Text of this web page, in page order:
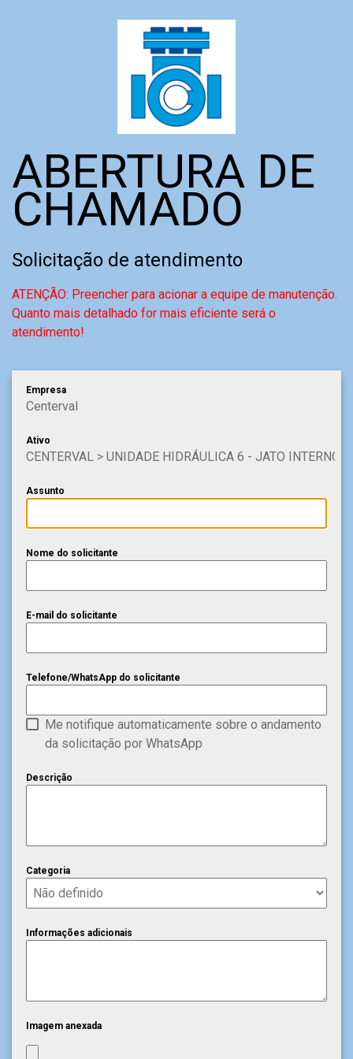
ABERTURA DE
CHAMADO
Solicitação de atendimento
ATENÇÃO: Preencher para acionar a equipe de manutenção.
Quanto mais detalhado for mais eficiente será o
atendimento!
Centerval
Empresa
CENTERVAL > UNIDADE HIDRÁULICA 6 - JATO INTERNO
Ativo
Assunto
Nome do solicitante
E-mail do solicitante
Telefone/WhatsApp do solicitante
Me notifique automaticamente sobre o andamento
da solicitação por WhatsApp
Descrição
Categoria
Informações adicionais
Imagem anexada